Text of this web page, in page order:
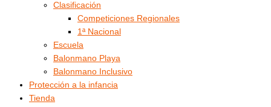
Clasificación
Competiciones Regionales
1ª Nacional
Escuela
Balonmano Playa
Balonmano Inclusivo
Protección a la infancia
Tienda